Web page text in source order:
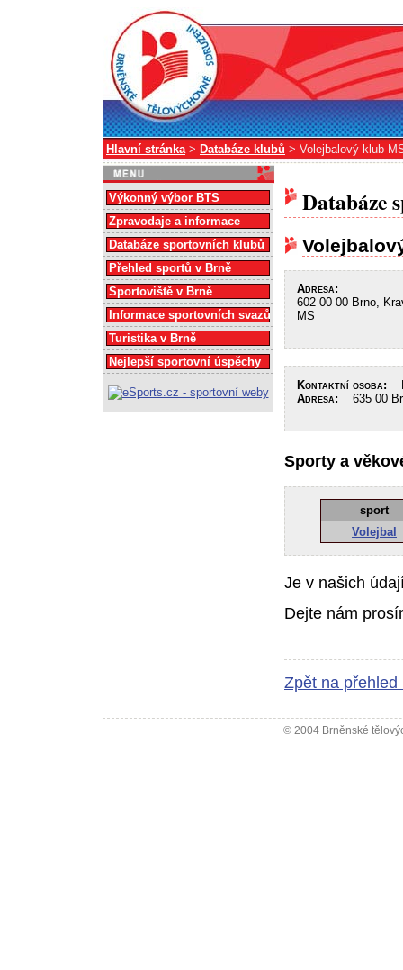
Hlavní stránka> Databáze klubů > Volejbalový klub
Databáze
Adresa:
602 00 00 Brno,
MS
Kontaktní osoba:
Adresa: 635 00
Sporty a
sport
Volejbal
Je v našich
Dejte nám
Zpět na přehled
Výkonný výbor BTS
Zpravodaje a informace
Databáze sportovních klubů
Přehled sportů v Brně
Sportoviště v Brně
Informace sportovních svazů
Turistika v Brně
Nejlepší sportovní úspěchy
© 2004 Brněnské